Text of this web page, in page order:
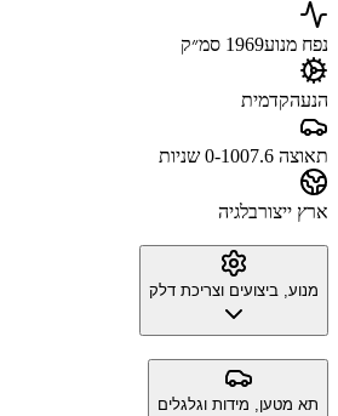
נפח מנוע1969 סמ״ק
הנעהקדמית
תאוצה 0-100 7.6 שניות
ארץ ייצורבלגיה
מנוע, ביצועים וצריכת דלק
תא מטען, מידות וגלגלים